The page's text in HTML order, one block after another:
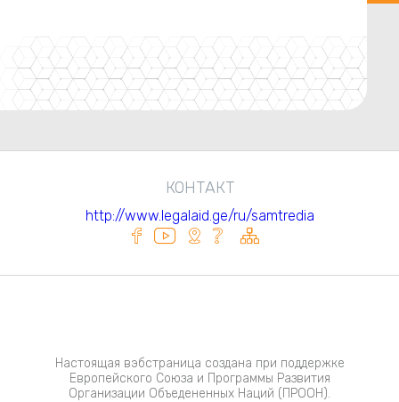
КОНТАКТ
http://www.legalaid.ge/ru/samtredia
Настоящая вэбстраница создана при поддержке
Европейского Союза и Программы Развития
Организации Объедененных Наций (ПРООН).